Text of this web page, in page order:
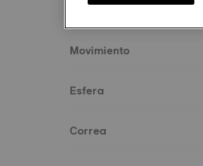
Caja y cristal
Movimiento
Esfera
Correa